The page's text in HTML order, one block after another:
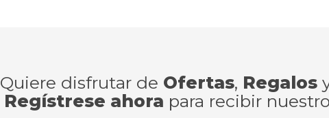
Quiere disfrutar de Ofertas, Regalos
Regístrese ahora para recibir